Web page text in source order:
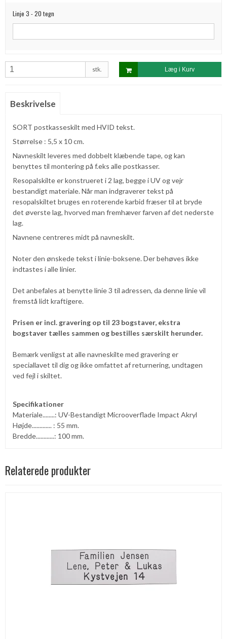
Linje 3 - 20 tegn
stk. Læg i Kurv
Beskrivelse
SORT postkasseskilt med HVID tekst.
Størrelse : 5,5 x 10 cm.
Navneskilt leveres med dobbelt klæbende tape, og kan
benyttes til montering på f.eks alle postkasser.
Resopalskilte er konstrueret i 2 lag, begge i UV og vejr
bestandigt materiale. Når man indgraverer tekst på
resopalskiltet bruges en roterende karbid fræser til at bryde
det øverste lag, hvorved man fremhæver farven af det nederste
lag.
Navnene centreres midt på navneskilt.
Noter den ønskede tekst i linie-boksene. Der behøves ikke
indtastes i alle linier.
Det anbefales at benytte linie 3 til adressen, da denne linie vil
fremstå lidt kraftigere.
Prisen er incl. gravering op til 23 bogstaver, ekstra
bogstaver tælles sammen og bestilles særskilt herunder.
Bemærk venligst at alle navneskilte med gravering er
speciallavet til dig og ikke omfattet af returnering, undtagen
ved fejl i skiltet.
Specifikationer
Materiale........: UV-Bestandigt Microoverflade Impact Akryl
Højde............. : 55 mm.
Bredde............: 100 mm.
Relaterede produkter